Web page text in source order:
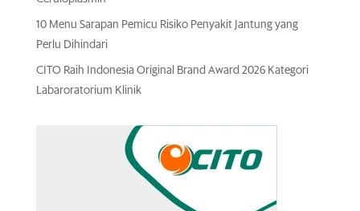
10 Menu Sarapan Pemicu Risiko Penyakit Jantung yang
Perlu Dihindari
CITO Raih Indonesia Original Brand Award 2026 Kategori
Labaroratorium Klinik